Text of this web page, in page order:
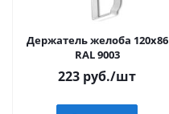
Держатель желоба 120х86
RAL 9003
223 руб./шт